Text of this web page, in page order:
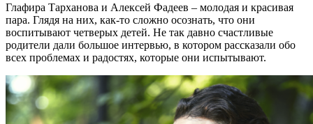
Глафира Тарханова и Алексей Фадеев – молодая и красивая
пара. Глядя на них, как-то сложно осознать, что они
воспитывают четверых детей. Не так давно счастливые
родители дали большое интервью, в котором рассказали обо
всех проблемах и радостях, которые они испытывают.